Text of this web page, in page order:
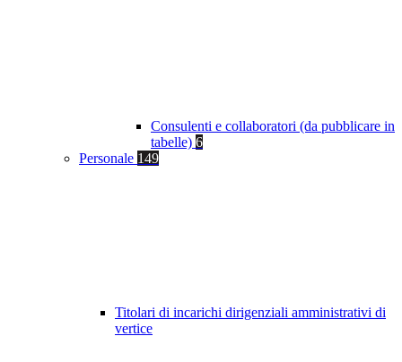
Consulenti e collaboratori (da pubblicare in
tabelle) 6
Personale 149
Titolari di incarichi dirigenziali amministrativi di
vertice